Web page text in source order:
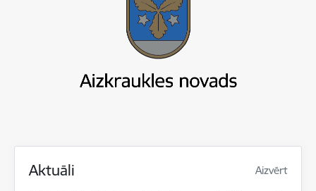
Aktuāli Aizvērt